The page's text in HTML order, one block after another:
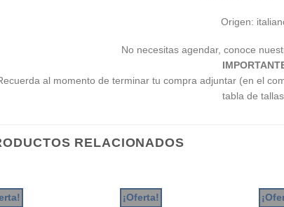
Origen:
No necesitas agendar, conoce
al momento de terminar tu compra adjuntar (en el
tabla de
RELACIONADOS
¡Oferta!